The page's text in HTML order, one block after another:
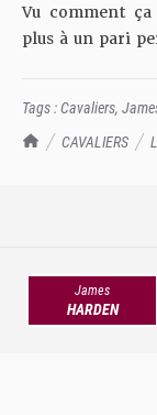
TrashTalk Actu
CAVALIERS
Vu comment
plus à un pari
Tags :Cavaliers,
James
HARDEN